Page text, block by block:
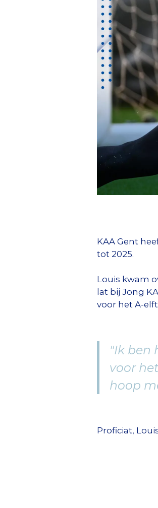
KAA Gent
tot 2025.
Louis kwam
lat bij Jong
voor het A-
"Ik ben
voor
hoop
Proficiat,